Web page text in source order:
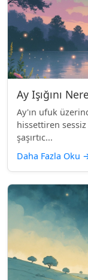
Ay Işığını
Ay'ın ufuk
hissettiren
şaşırtıc...
Daha Fazla Oku